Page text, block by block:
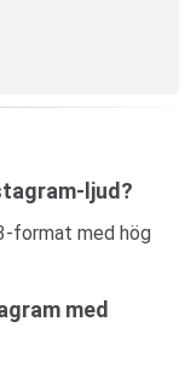
ljud?
format med hög
med